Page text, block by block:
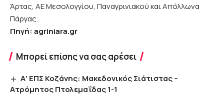
Άρτας, ΑΕ Μεσολογγίου, Παναγρινιακού και Απόλλωνα
Πάργας.
Πηγή: agriniara.gr
Μπορεί επίσης να σας αρέσει
Α’ ΕΠΣ Κοζάνης: Μακεδονικός Σιάτιστας –
Ατρόμητος Πτολεμαΐδας 1-1